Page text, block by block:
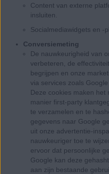
Content van externe
insluiten.
Socialmediawidgets en -
Conversiemeting
De nauwkeurigheid van
verbeteren, de
begrijpen en onze
via services zoals
Deze cookies maken het
manier first-party
te verzamelen en te
gegevens naar Google
uit onze advertentie-
nauwkeuriger toe te
ervoor dat persoonlijke
Google kan deze
aan zijn bestaande